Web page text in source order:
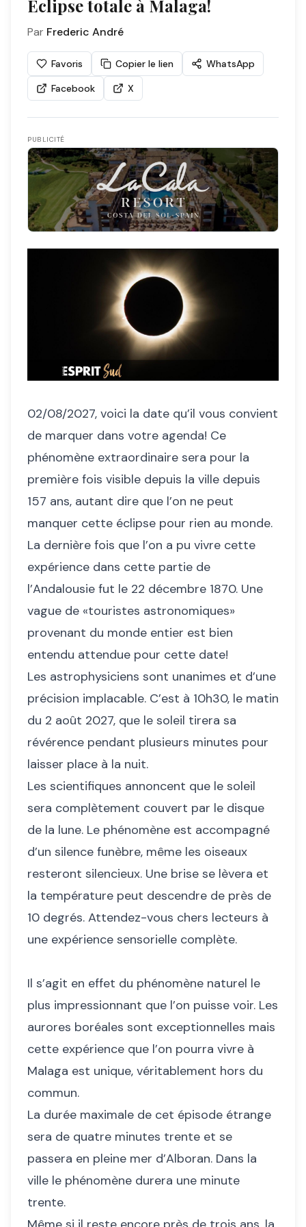
Éclipse totale à Malaga!
Par Frederic André
Favoris Copier le lien
WhatsApp
Facebook
X
PUBLICITÉ
02/08/2027, voici la date qu’il vous convient
de marquer dans votre agenda! Ce
phénomène extraordinaire sera pour la
première fois visible depuis la ville depuis
157 ans, autant dire que l’on ne peut
manquer cette éclipse pour rien au monde.
La dernière fois que l’on a pu vivre cette
expérience dans cette partie de
l’Andalousie fut le 22 décembre 1870. Une
vague de «touristes astronomiques»
provenant du monde entier est bien
entendu attendue pour cette date!
Les astrophysiciens sont unanimes et d’une
précision implacable. C’est à 10h30, le matin
du 2 août 2027, que le soleil tirera sa
révérence pendant plusieurs minutes pour
laisser place à la nuit.
Les scientifiques annoncent que le soleil
sera complètement couvert par le disque
de la lune. Le phénomène est accompagné
d’un silence funèbre, même les oiseaux
resteront silencieux. Une brise se lèvera et
la température peut descendre de près de
10 degrés. Attendez-vous chers lecteurs à
une expérience sensorielle complète.
Il s’agit en effet du phénomène naturel le
plus impressionnant que l’on puisse voir. Les
aurores boréales sont exceptionnelles mais
cette expérience que l’on pourra vivre à
Malaga est unique, véritablement hors du
commun.
La durée maximale de cet épisode étrange
sera de quatre minutes trente et se
passera en pleine mer d’Alboran. Dans la
ville le phénomène durera une minute
trente.